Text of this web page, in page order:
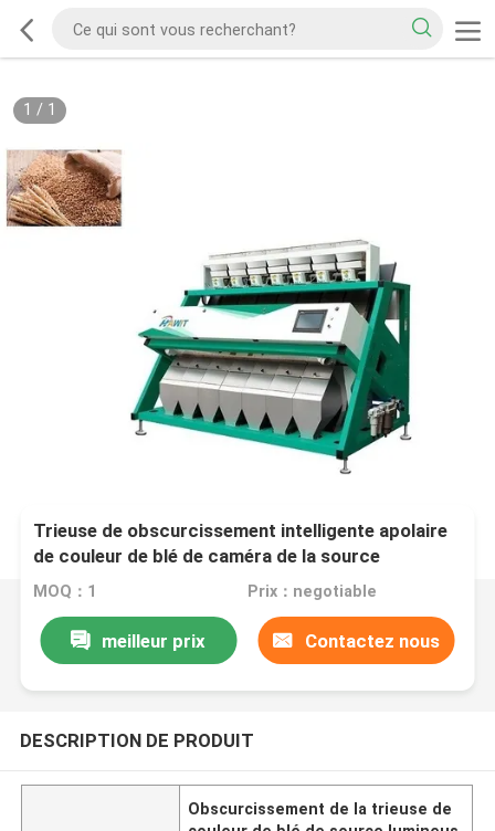
1 / 1
Trieuse de obscurcissement intelligente apolaire
de couleur de blé de caméra de la source
lumineuse 5K
MOQ：1 Prix：negotiable
meilleur prix Contactez nous
DESCRIPTION DE PRODUIT
Obscurcissement de la trieuse de